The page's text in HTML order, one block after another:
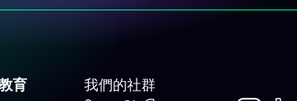
育 我們的社群